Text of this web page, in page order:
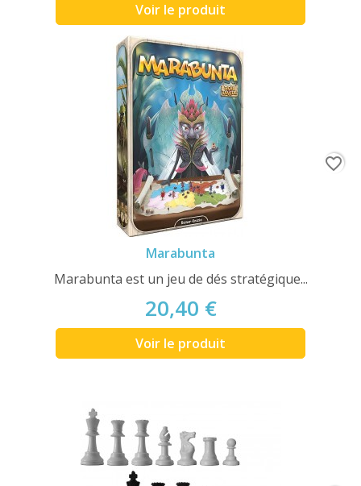
Voir le produit
Marabunta
Marabunta est un jeu de dés stratégique...
20,40 €
Voir le produit
favorite_border